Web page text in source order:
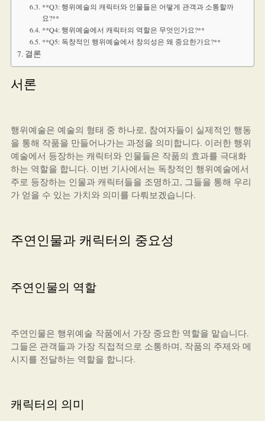
**Q3: 행위예술의 캐릭터와 인물들은 어떻게 관객과 소통할까
요?**
**Q4: 행위예술에서 캐릭터의 역할은 무엇인가요?**
**Q5: 독창적인 행위예술에서 창의성은 왜 중요한가요?**
결론
서론
행위예술은 예술의 형태 중 하나로, 참여자들이 실제적인 행동
을 통해 작품을 만들어나가는 과정을 의미합니다. 이러한 행위
예술에서 등장하는 캐릭터와 인물들은 작품의 효과를 극대화
하는 역할을 합니다. 이번 기사에서는 독창적인 행위예술에서
주로 등장하는 인물과 캐릭터들을 조명하고, 그들을 통해 우리
가 얻을 수 있는 가치와 의미를 다뤄보겠습니다.
주연인물과 캐릭터의 중요성
주연인물의 역할
주연인물은 행위예술 작품에서 가장 중요한 역할을 맡습니다.
그들은 관객들과 가장 직접적으로 소통하며, 작품의 주제와 메
시지를 전달하는 역할을 합니다.
캐릭터의 의미